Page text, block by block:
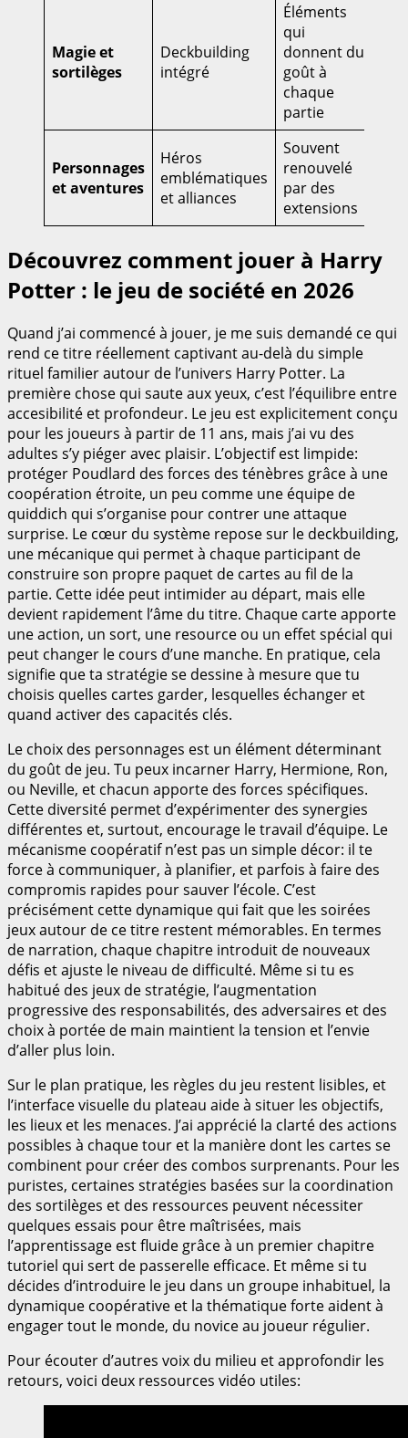
Magie et
sortilèges
Deckbuilding
intégré
Éléments
qui
donnent du
goût à
chaque
partie
Personnages
et aventures
Héros
emblématiques
et alliances
Souvent
renouvelé
par des
extensions
Découvrez comment jouer à Harry
Potter : le jeu de société en 2026
Quand j’ai commencé à jouer, je me suis demandé ce qui
rend ce titre réellement captivant au-delà du simple
rituel familier autour de l’univers Harry Potter. La
première chose qui saute aux yeux, c’est l’équilibre entre
accesibilité et profondeur. Le jeu est explicitement conçu
pour les joueurs à partir de 11 ans, mais j’ai vu des
adultes s’y piéger avec plaisir. L’objectif est limpide:
protéger Poudlard des forces des ténèbres grâce à une
coopération étroite, un peu comme une équipe de
quiddich qui s’organise pour contrer une attaque
surprise. Le cœur du système repose sur le deckbuilding,
une mécanique qui permet à chaque participant de
construire son propre paquet de cartes au fil de la
partie. Cette idée peut intimider au départ, mais elle
devient rapidement l’âme du titre. Chaque carte apporte
une action, un sort, une resource ou un effet spécial qui
peut changer le cours d’une manche. En pratique, cela
signifie que ta stratégie se dessine à mesure que tu
choisis quelles cartes garder, lesquelles échanger et
quand activer des capacités clés.
Le choix des personnages est un élément déterminant
du goût de jeu. Tu peux incarner Harry, Hermione, Ron,
ou Neville, et chacun apporte des forces spécifiques.
Cette diversité permet d’expérimenter des synergies
différentes et, surtout, encourage le travail d’équipe. Le
mécanisme coopératif n’est pas un simple décor: il te
force à communiquer, à planifier, et parfois à faire des
compromis rapides pour sauver l’école. C’est
précisément cette dynamique qui fait que les soirées
jeux autour de ce titre restent mémorables. En termes
de narration, chaque chapitre introduit de nouveaux
défis et ajuste le niveau de difficulté. Même si tu es
habitué des jeux de stratégie, l’augmentation
progressive des responsabilités, des adversaires et des
choix à portée de main maintient la tension et l’envie
d’aller plus loin.
Sur le plan pratique, les règles du jeu restent lisibles, et
l’interface visuelle du plateau aide à situer les objectifs,
les lieux et les menaces. J’ai apprécié la clarté des actions
possibles à chaque tour et la manière dont les cartes se
combinent pour créer des combos surprenants. Pour les
puristes, certaines stratégies basées sur la coordination
des sortilèges et des ressources peuvent nécessiter
quelques essais pour être maîtrisées, mais
l’apprentissage est fluide grâce à un premier chapitre
tutoriel qui sert de passerelle efficace. Et même si tu
décides d’introduire le jeu dans un groupe inhabituel, la
dynamique coopérative et la thématique forte aident à
engager tout le monde, du novice au joueur régulier.
Pour écouter d’autres voix du milieu et approfondir les
retours, voici deux ressources vidéo utiles: